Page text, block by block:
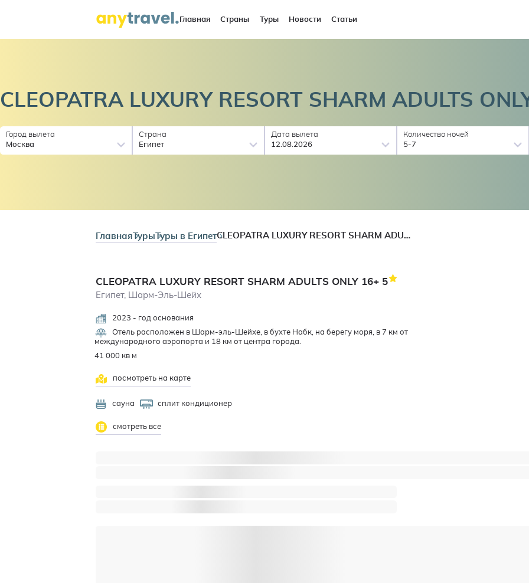
Главная Страны Туры Новости Статьи
CLEOPATRA LUXURY RESORT SHARM ADULTS
Город вылета
Москва
Страна
Египет
Дата вылета
12.08.2026
Количество ночей
5-7
ГлавнаяТурыТуры в Египет CLEOPATRA LUXURY RESORT SHARM ADULTS ONLY 16+
CLEOPATRA LUXURY RESORT SHARM ADULTS ONLY 16+ 5
Египет, Шарм-Эль-Шейх
2023 - год основания
Отель расположен в Шарм-эль-Шейхе, в бухте Набк, на берегу моря, в 7 км от
международного аэропорта и 18 км от центра города.
41 000 кв м
посмотреть на карте
сауна сплит кондиционер
смотреть все